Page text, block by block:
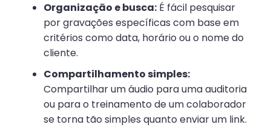
Organização e busca: É fácil pesquisar
por gravações específicas com base em
critérios como data, horário ou o nome do
cliente.
Compartilhamento simples:
Compartilhar um áudio para uma auditoria
ou para o treinamento de um colaborador
se torna tão simples quanto enviar um link.